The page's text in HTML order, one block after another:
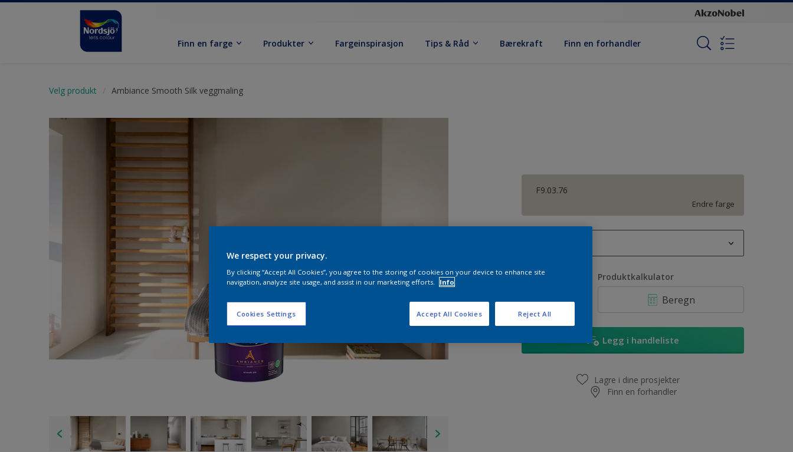
Finn en farge Produkter Fargeinspirasjon Tips & Råd Bærekraft Finn en forhandler
Velg produkt Ambiance Smooth Silk veggmaling
F9.03.76
Endre farge
5L
Antall Produktkalkulator
Beregn
Legg i handleliste
Lagre i dine prosjekter
Finn en forhandler
We respect your privacy.
By clicking “Accept All Cookies”, you agree to the storing of cookies on your device to enhance site
navigation, analyze site usage, and assist in our marketing efforts.
Info
Cookies Settings Reject All
Accept All Cookies